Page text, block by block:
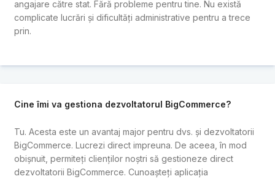
angajare către stat. Fără probleme pentru tine. Nu există
complicate lucrări și dificultăți administrative pentru a trece
prin.
Cine îmi va gestiona dezvoltatorul BigCommerce?
Tu. Acesta este un avantaj major pentru dvs. și dezvoltatorii
BigCommerce. Lucrezi direct impreuna. De aceea, în mod
obișnuit, permiteți clienților noștri să gestioneze direct
dezvoltatorii BigCommerce. Cunoașteți aplicația